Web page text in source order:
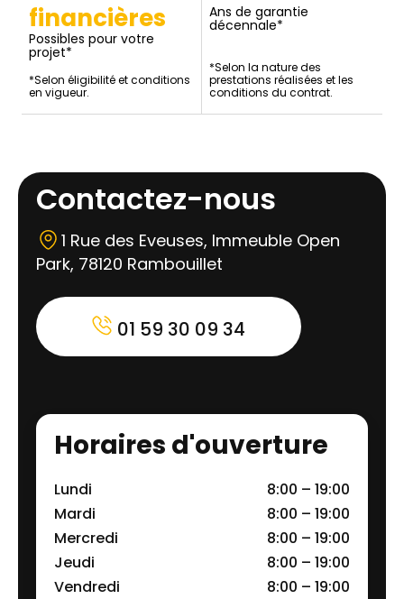
financières
Possibles pour votre
projet*
*Selon éligibilité et conditions
en vigueur.
Ans de garantie
décennale*
*Selon la nature des
prestations réalisées et les
conditions du contrat.
Contactez-nous
1 Rue des Eveuses, Immeuble Open
Park, 78120 Rambouillet
01 59 30 09 34
Horaires d'ouverture
Lundi
8:00 – 19:00
Mardi
8:00 – 19:00
Mercredi
8:00 – 19:00
Jeudi
8:00 – 19:00
Vendredi
8:00 – 19:00